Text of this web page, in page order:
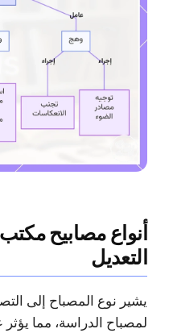
أنواع مصابيح
التعديل
يشير نوع المصباح إلى
لمصباح الدراسة، مما